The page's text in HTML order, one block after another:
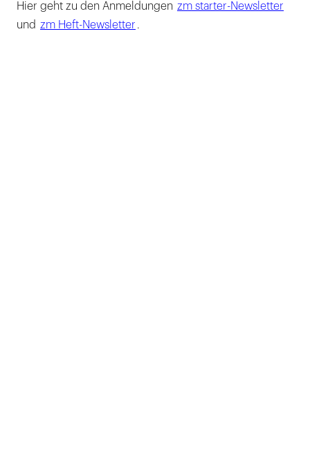
Hier geht zu den Anmeldungen zm starter-Newsletter
und zm Heft-Newsletter .